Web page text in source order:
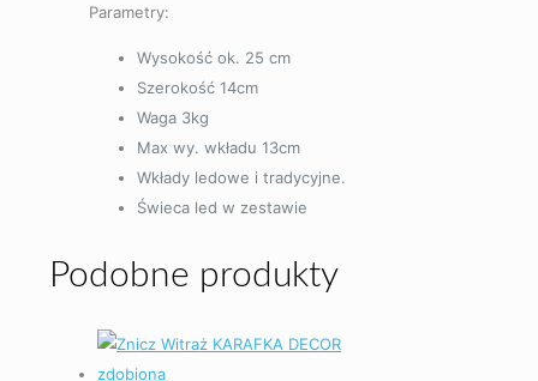
Parametry:
Wysokość ok. 25 cm
Szerokość 14cm
Waga 3kg
Max wy. wkładu 13cm
Wkłady ledowe i tradycyjne.
Świeca led w zestawie
Podobne produkty